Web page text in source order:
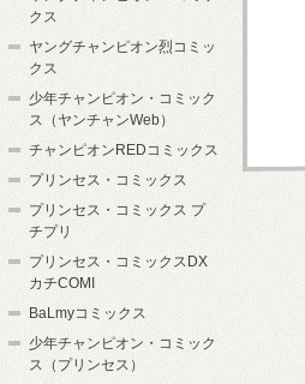
クス
ヤングチャンピオン烈コミッ
クス
少年チャンピオン・コミック
ス（ヤンチャンWeb）
チャンピオンREDコミックス
プリンセス・コミックス
プリンセス・コミックス プ
チプリ
プリンセス・コミックスDX
カチCOMI
BaLmyコミックス
少年チャンピオン・コミック
ス（プリンセス）